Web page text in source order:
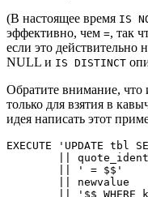
(В настоящее время IS
эффективно, чем =, так
если это действительно
NULL и IS DISTINCT
Обратите внимание, что
только для взятия в
идея написать этот
EXECUTE 'UPDATE tbl
||
        || ' = $$'
        || newvalue
|| '$$ WHERE